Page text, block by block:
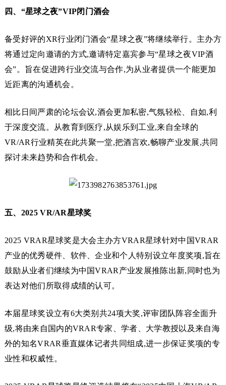
四、“星球之夜”VIP闭门酒会
备受好评的XR行业闭门酒会“星球之夜”将继续举行。主办方
将通过定向邀请的方式,邀请特定嘉宾参与“星球之夜VIP酒
会”。旨在促进跨行业交流与合作,为从业者提供一个能更加
近距离的沟通机会。
相比日间严肃的论坛会议,酒会更加私密,气氛轻松、自如,利
于深度交流。从教育到医疗,从娱乐到工业,来自全球的
VR/AR行业精英在此共聚一堂,把酒言欢,畅聊产业发展,共同
探讨未来趋势和合作机会。
五、2025 VR/AR星球奖
2025 VRAR星球奖是大会主办方VRAR星球针对中国VRAR
产业的优秀硬件、软件、企业和个人特别设立年度奖项,旨在
鼓励从业者们继续为中国VRAR产业发展推陈出新,同时也为
表达对他们所取得成绩的认可。
本届星球奖设立有6大类别共24项大奖,评审团队阵容全面升
级,将由来自国内的VRAR专家、学者、大学教授以及来自海
外的知名VRAR垂直媒体记者共同组成,进一步保证奖项的专
业性和权威性。